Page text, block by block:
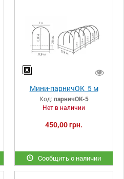
Мини-парничОК 5 м
Код: парничОК-5
Нет в наличии
450,00 грн.
Сообщить о наличии